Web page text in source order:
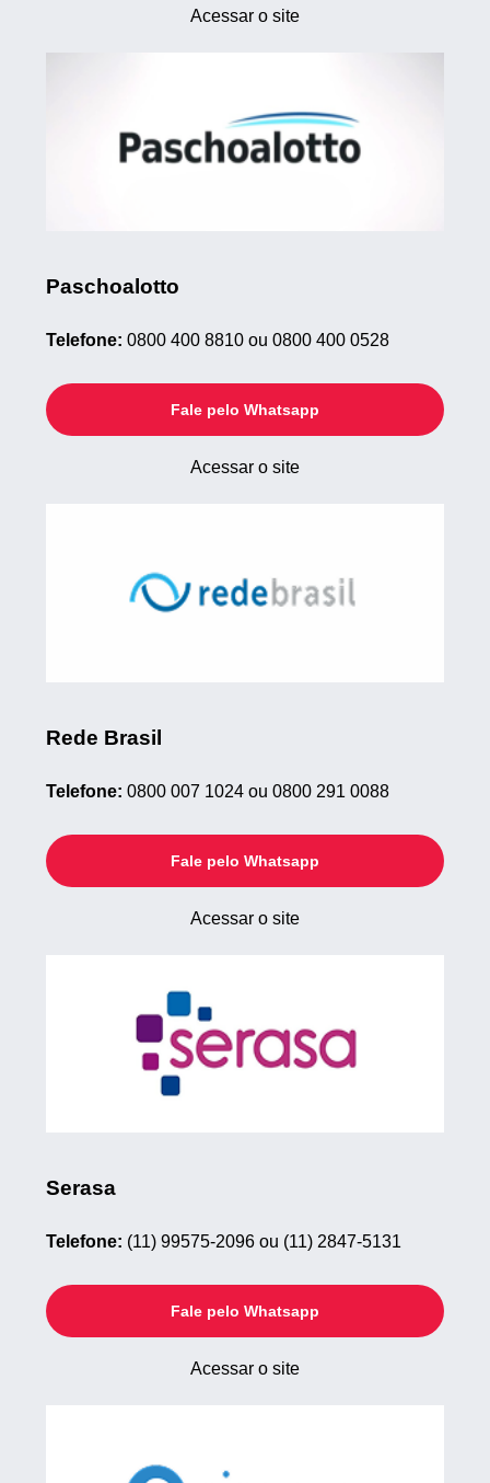
Acessar o site
Paschoalotto
Telefone: 0800 400 8810 ou 0800 400 0528
Fale pelo Whatsapp
Acessar o site
Rede Brasil
Telefone: 0800 007 1024 ou 0800 291 0088
Fale pelo Whatsapp
Acessar o site
Serasa
Telefone: (11) 99575-2096 ou (11) 2847-5131
Fale pelo Whatsapp
Acessar o site